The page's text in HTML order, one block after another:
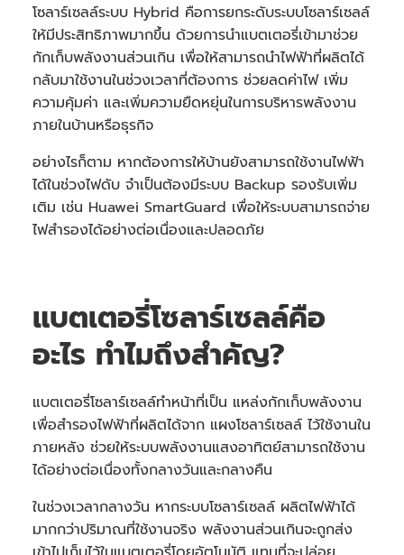
โซลาร์เซลล์ระบบ Hybrid คือการยกระดับระบบโซลาร์เซลล์
ให้มีประสิทธิภาพมากขึ้น ด้วยการนำแบตเตอรี่เข้ามาช่วย
กักเก็บพลังงานส่วนเกิน เพื่อให้สามารถนำไฟฟ้าที่ผลิตได้
กลับมาใช้งานในช่วงเวลาที่ต้องการ ช่วยลดค่าไฟ เพิ่ม
ความคุ้มค่า และเพิ่มความยืดหยุ่นในการบริหารพลังงาน
ภายในบ้านหรือธุรกิจ
อย่างไรก็ตาม หากต้องการให้บ้านยังสามารถใช้งานไฟฟ้า
ได้ในช่วงไฟดับ จำเป็นต้องมีระบบ Backup รองรับเพิ่ม
เติม เช่น Huawei SmartGuard เพื่อให้ระบบสามารถจ่าย
ไฟสำรองได้อย่างต่อเนื่องและปลอดภัย
แบตเตอรี่โซลาร์เซลล์คือ
อะไร ทำไมถึงสำคัญ?
แบตเตอรี่โซลาร์เซลล์ทำหน้าที่เป็น แหล่งกักเก็บพลังงาน
เพื่อสำรองไฟฟ้าที่ผลิตได้จาก แผงโซลาร์เซลล์ ไว้ใช้งานใน
ภายหลัง ช่วยให้ระบบพลังงานแสงอาทิตย์สามารถใช้งาน
ได้อย่างต่อเนื่องทั้งกลางวันและกลางคืน
ในช่วงเวลากลางวัน หากระบบโซลาร์เซลล์ ผลิตไฟฟ้าได้
มากกว่าปริมาณที่ใช้งานจริง พลังงานส่วนเกินจะถูกส่ง